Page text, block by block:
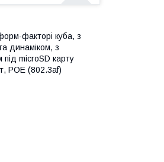
факторі куба, з
динаміком, з
microSD карту
РОЕ (802.3af)